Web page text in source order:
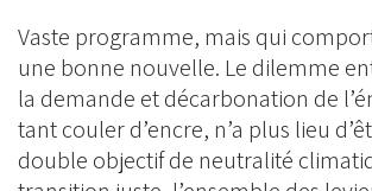
Vaste programme, mais qui
une bonne nouvelle. Le dilemme
la demande et décarbonation de
tant couler d’encre, n’a plus lieu
double objectif de neutralité